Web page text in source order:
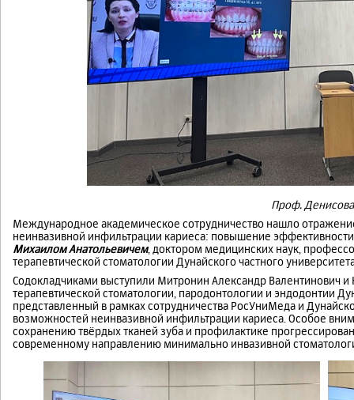
Проф.
Международное академическое сотрудничество нашло
неинвазивной инфильтрации кариеса: повышение
Михаилом Анатольевичем, доктором медицинских наук,
терапевтической стоматологии Дунайского частного
Содокладчиками выступили Митронин Александр Валентинович
терапевтической стоматологии, пародонтологии и эндодонтии
представленный в рамках сотрудничества РосУниМеда и
возможностей неинвазивной инфильтрации кариеса. Особое
сохранению твёрдых тканей зуба и профилактике
современному направлению минимально инвазивной